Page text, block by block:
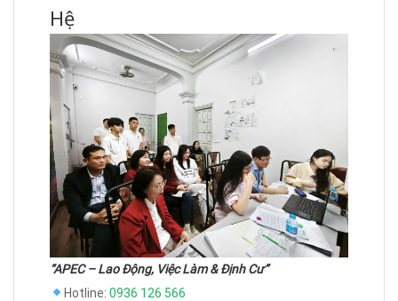
Hệ
“APEC – Lao Động, Việc Làm & Định Cư”
Hotline: 0936 126 566